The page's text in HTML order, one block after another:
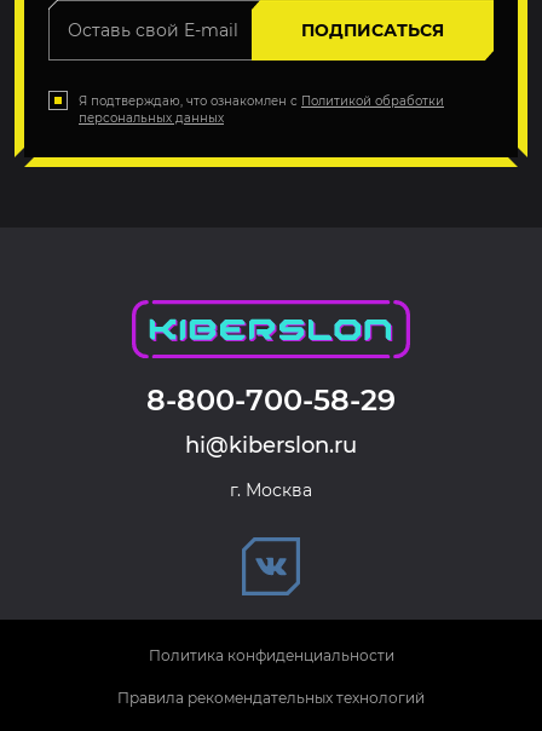
ПОДПИСАТЬСЯ
Я подтверждаю, что ознакомлен с Политикой обработки
персональных данных
8-800-700-58-29
hi@kiberslon.ru
г. Москва
Политика конфиденциальности
Правила рекомендательных технологий